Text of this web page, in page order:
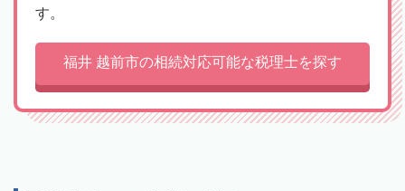
す。
福井 越前市の相続対応可能な税理士を探す